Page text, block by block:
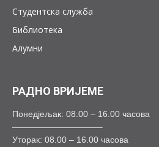
Студентска служба
Библиотека
Алумни
РАДНО ВРИЈЕМЕ
Понедјељак: 08.00 – 16.00 часова
——————————–
Уторак: 08.00 – 16.00 часова